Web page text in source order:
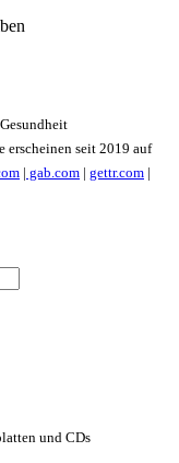
seit 2019 auf
| gab.com | gettr.com |
und CDs